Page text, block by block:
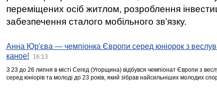
переміщених осіб житлом, розроблення
забезпечення сталого мобільного зв’язку.
Анна Юр'єва — чемпіонка Європи серед юніорок з
каное!
16:13
З 23 до 26 липня в місті Сегед (Угорщина) відбувся чемпіонат Європи з
серед юніорів та молоді до 23 років, який зібрав найсильніших молодих